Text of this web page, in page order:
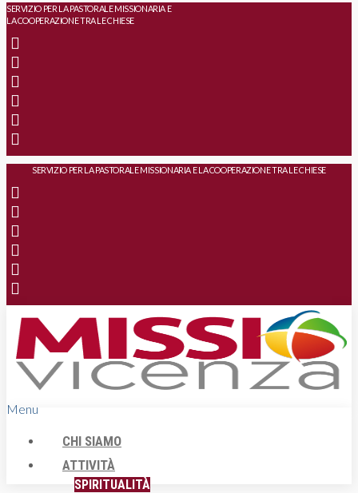
SERVIZIO PER LA PASTORALE MISSIONARIA E
LA COOPERAZIONE TRA LE CHIESE
SERVIZIO PER LA PASTORALE MISSIONARIA E LA COOPERAZIONE TRA LE CHIESE
Menu
CHI SIAMO
ATTIVITÀ
SPIRITUALITÀ